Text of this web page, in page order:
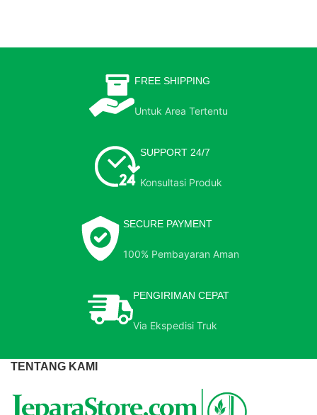
FREE SHIPPING
Untuk Area Tertentu
SUPPORT 24/7
Konsultasi Produk
SECURE PAYMENT
100% Pembayaran Aman
PENGIRIMAN CEPAT
Via Ekspedisi Truk
TENTANG KAMI